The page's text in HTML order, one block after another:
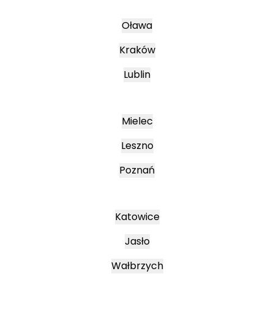
Oława
Kraków
Lublin
Mielec
Leszno
Poznań
Katowice
Jasło
Wałbrzych